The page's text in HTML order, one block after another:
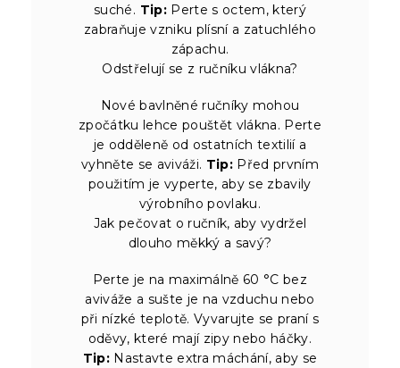
suché. Tip:Perte s octem, který
zabraňuje vzniku plísní a zatuchlého
zápachu.
Odstřelují se z ručníku vlákna?
Nové bavlněné ručníky mohou
zpočátku lehce pouštět vlákna. Perte
je odděleně od ostatních textilií a
vyhněte se aviváži. Tip: Před prvním
použitím je vyperte, aby se zbavily
výrobního povlaku.
Jak pečovat o ručník, aby vydržel
dlouho měkký a savý?
Perte je na maximálně 60 °C bez
aviváže a sušte je na vzduchu nebo
při nízké teplotě. Vyvarujte se praní s
oděvy, které mají zipy nebo háčky.
Tip: Nastavte extra máchání, aby se